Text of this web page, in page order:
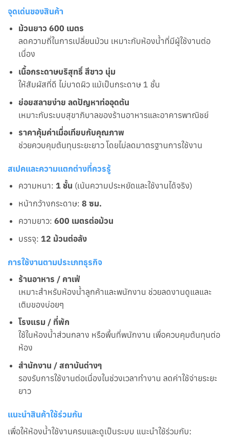
จุดเด่นของสินค้า
ม้วนยาว 600 เมตร
ลดความถี่ในการเปลี่ยนม้วน เหมาะกับห้องน้ำที่มีผู้ใช้งานต่อ
เนื่อง
เนื้อกระดาษบริสุทธิ์ สีขาว นุ่ม
ให้สัมผัสที่ดี ไม่บาดผิว แม้เป็นกระดาษ 1 ชั้น
ย่อยสลายง่าย ลดปัญหาท่ออุดตัน
เหมาะกับระบบสุขาภิบาลของร้านอาหารและอาคารพาณิชย์
ราคาคุ้มค่าเมื่อเทียบกับคุณภาพ
ช่วยควบคุมต้นทุนระยะยาว โดยไม่ลดมาตรฐานการใช้งาน
สเปคและความแตกต่างที่ควรรู้
ความหนา: 1 ชั้น (เน้นความประหยัดและใช้งานได้จริง)
หน้ากว้างกระดาษ: 8 ซม.
ความยาว: 600 เมตรต่อม้วน
บรรจุ: 12 ม้วนต่อลัง
การใช้งานตามประเภทธุรกิจ
ร้านอาหาร / คาเฟ่
เหมาะสำหรับห้องน้ำลูกค้าและพนักงาน ช่วยลดงานดูแลและ
เติมของบ่อยๆ
โรงแรม / ที่พัก
ใช้ในห้องน้ำส่วนกลาง หรือพื้นที่พนักงาน เพื่อควบคุมต้นทุนต่อ
ห้อง
สำนักงาน / สถาบันต่างๆ
รองรับการใช้งานต่อเนื่องในช่วงเวลาทำงาน ลดค่าใช้จ่ายระยะ
ยาว
แนะนำสินค้าใช้ร่วมกัน
เพื่อให้ห้องน้ำใช้งานครบและดูเป็นระบบ แนะนำใช้ร่วมกับ: